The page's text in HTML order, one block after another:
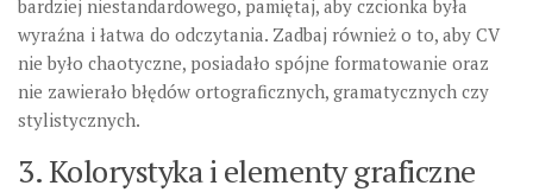
bardziej niestandardowego, pamiętaj, aby czcionka była
wyraźna i łatwa do odczytania. Zadbaj również o to, aby CV
nie było chaotyczne, posiadało spójne formatowanie oraz
nie zawierało błędów ortograficznych, gramatycznych czy
stylistycznych.
3. Kolorystyka i elementy graficzne